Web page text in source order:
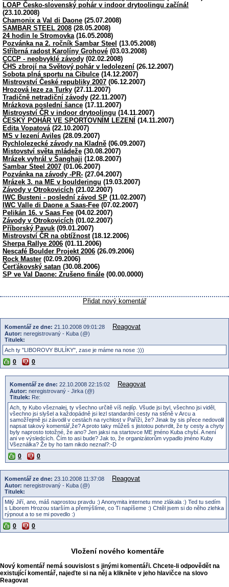
LOAP Česko-slovenský pohár v indoor drytoolingu začíná!
(23.10.2008)
Chamonix a Val di Daone (25.07.2008)
SAMBAR STEEL 2008 (28.05.2008)
24 hodin le Stromovka (16.05.2008)
Pozvánka na 2. ročník Sambar Steel (13.05.2008)
Stříbrná radost Karolíny Grohové (03.03.2008)
CCCP - neobvyklé závody (02.02.2008)
ČHS zbrojí na Světový pohár v ledolezení (26.12.2007)
Sobota plná sportu na Cibulce (14.12.2007)
Mistrovství České republiky 2007 (06.12.2007)
Hrozová leze za Turky (27.11.2007)
Tradičně netradiční závody (22.11.2007)
Mrázkova poslední šance (17.11.2007)
Mistrovství ČR v indoor drytoolingu (14.11.2007)
ČESKÝ POHÁR VE SPORTOVNÍM LEZENÍ
(14.11.2007)
Edita Vopatová (22.10.2007)
MS v lezení Aviles (28.09.2007)
Rychlolezecké závody na Kladně (06.09.2007)
Mistovství světa mládeže (30.08.2007)
Mrázek vyhrál v Šanghaji (12.08.2007)
Sambar Steel 2007 (01.06.2007)
Pozvánka na závody -PR- (27.04.2007)
Mrázek 3. na ME v boulderingu (19.03.2007)
Závody v Otrokovicích (21.02.2007)
IWC Busteni - poslední závod SP (11.02.2007)
IWC Valle di Daone a Saas-Fee (07.02.2007)
Pelikán 16. v Saas Fee (04.02.2007)
Závody v Otrokovicích (01.02.2007)
Příborský Pavuk (09.01.2007)
Mistrovství ČR na obtížnost(18.12.2006)
Sherpa Rallye 2006 (01.11.2006)
Nescafé Boulder Projekt 2006 (26.09.2006)
Rock Master (02.09.2006)
Čerťákovský satan (30.08.2006)
SP ve Val Daone: Zrušeno finále (00.00.0000)
Přidat nový komentář
Komentář ze dne: 21.10.2008 09:01:28 Reagovat
Autor: neregistrovaný - Kuba (@)
Titulek:
Ach ty "LIBOROVY BULÍKY", zase je máme na nose :)))
0 0
Komentář ze dne: 22.10.2008 22:15:02 Reagovat
Autor: neregistrovaný - Jirka (@)
Titulek: Re:
Ach, ty Kubo všeznalej, ty všechno určitě víš nejlíp. Všude jsi byl, všechno jsi viděl,
všechno jsi slyšel a každopádně jsi lezl standardní cesty na stěně v Arcu a
samožřejmě jsi závodil v cestách na rychlost v Paříži, že? Jinak by sis přece nedovolil
napsat takový komentář,že? A proto taky můžeš s jistotou potvrdit, že ty cesty a chyty
byly naprosto totožné, že ano? Jen jaksi na startovce ME jméno Kuba chybí. A není
ani ve výsledcích. Čím to asi bude? Jak to, že organizátorům vypadlo jméno Kuby
Všeználka? Že by ho tam nikdo neznal?:-D
0 0
Komentář ze dne: 23.10.2008 11:37:08 Reagovat
Autor: neregistrovaný - Kuba (@)
Titulek:
Milý Jiří, ano, máš naprostou pravdu :) Anonymita internetu mne zlákala :) Ted tu sedím
s Liborem Hrozou starším a přemýšlíme, co Ti napíšeme :) Chtěl jsem si do něho zlehka
rýpnout a to se mi povedlo :)
0 0
Vložení nového komentáře
Nový komentář nemá souvislost s jinými komentáři. Chcete-li odpovědět na
existující komentář, najeďte si na něj a klikněte v jeho hlavičce na slovo
Reagovat